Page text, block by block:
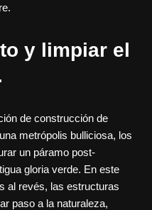
y limpiar el
de construcción de
metrópolis bulliciosa, los
un páramo post-
gloria verde. En este
al revés, las estructuras
paso a la naturaleza,